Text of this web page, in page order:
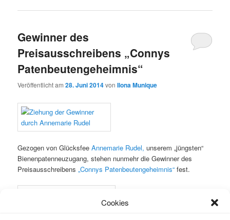
Cookies
Gewinner des
Preisausschreibens „Connys
Patenbeutengeheimnis“
Veröffentlicht am28. Juni 2014vonIlona Munique
Gezogen von GlücksfeeAnnemarie Rudel, unserem „jüngsten“
Bienenpatenneuzugang, stehen nunmehr die Gewinner des
Preisausschreibens„Connys Patenbeutengeheimnis“ fest.